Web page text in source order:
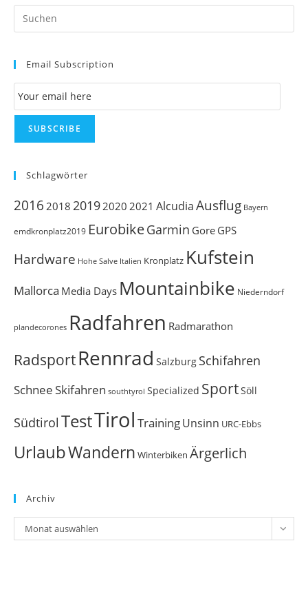
Email Subscription
Email Subscription
SUBSCRIBE
Schlagwörter
2016 2018 20192020 2021 AlcudiaAusflug Bayern
emdkronplatz2019 EurobikeGarmin Gore GPS
Hardware Hohe Salve Italien Kronplatz Kufstein
Mallorca Media Days Mountainbike Niederndorf
plandecorones Radfahren Radmarathon
RadsportRennrad Salzburg Schifahren
Schnee Skifahren southtyrol Specialized SportSöll
Südtirol TestTirol TrainingUnsinn URC-Ebbs
UrlaubWandern Winterbiken Ärgerlich
Archiv
Archiv
Monat auswählen